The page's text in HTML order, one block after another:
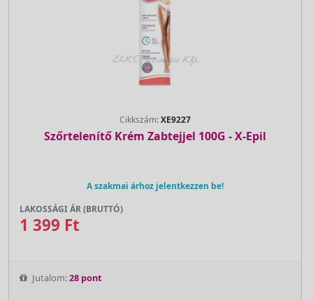
Cikkszám:XE9227
Szőrtelenítő Krém Zabtejjel 100G - X-Epil
A szakmai árhoz jelentkezzen be!
LAKOSSÁGI ÁR (BRUTTÓ)
1 399 Ft
Jutalom:28 pont